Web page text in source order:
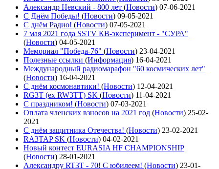
Александр Невский - 800 лет (Новости) 07-06-2021
С Днём Победы! (Новости) 09-05-2021
C днём Радио! (Новости) 07-05-2021
7 мая 2021 года SSTV КВ-эксперимент - "СУРА"
(Новости) 04-05-2021
Мемориал "Победа-76" (Новости) 23-04-2021
Полезные ссылки (Информация) 16-04-2021
Международный радиомарафон "60 космических лет"
(Новости) 16-04-2021
С днём космонавтики! (Новости) 12-04-2021
RG3T (ex RW3TT) SK (Новости) 11-04-2021
С праздником! (Новости) 07-03-2021
Оплата членских взносов на 2021 год (Новости) 25-02-
2021
С днём защитника Отечества! (Новости) 23-02-2021
RA3TAP SK (Новости) 04-02-2021
Новый контест EURASIA HF CHAMPIONSHIP
(Новости) 28-01-2021
Александру RT3T - 70! С юбилеем! (Новости) 23-01-